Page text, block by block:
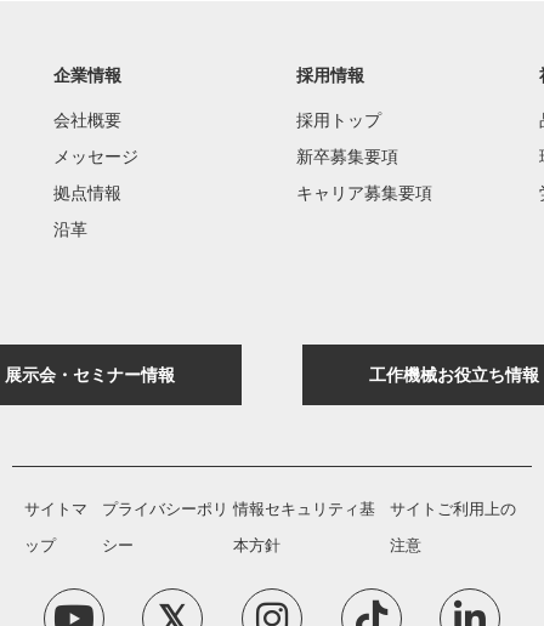
企業情報
会社概要
メッセージ
拠点情報
沿革
採用情報
採用トップ
新卒募集要項
キャリア募集要項
展示会・セミナー情報 工作機械お役立ち情報
サイトマ
ップ
プライバシーポリ
シー
情報セキュリティ基
本方針
サイトご利用上の
注意